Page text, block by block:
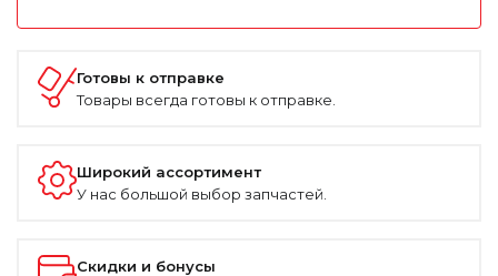
Готовы к отправке
Товары всегда готовы к отправке.
Широкий ассортимент
У нас большой выбор запчастей.
Скидки и бонусы